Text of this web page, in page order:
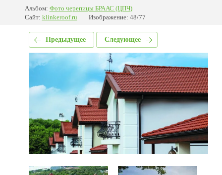
Альбом: Фото черепицы БРААС (ЦПЧ)
Сайт: klinkeroof.ru Изображение: 48/77
Предыдущее Следующее